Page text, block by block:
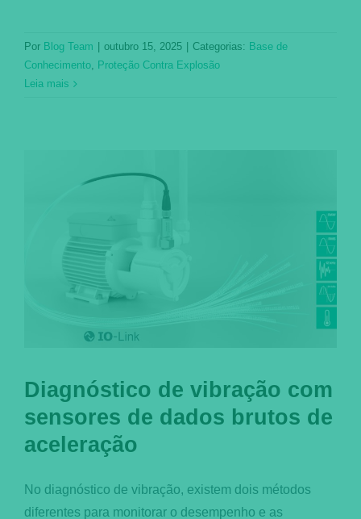
Por Blog Team outubro 15, 2025 Categorias: Base de
Conhecimento, Proteção Contra Explosão
Leia mais
Diagnóstico de vibração com
sensores de dados brutos de
aceleração
No diagnóstico de vibração, existem dois métodos
diferentes para monitorar o desempenho e as